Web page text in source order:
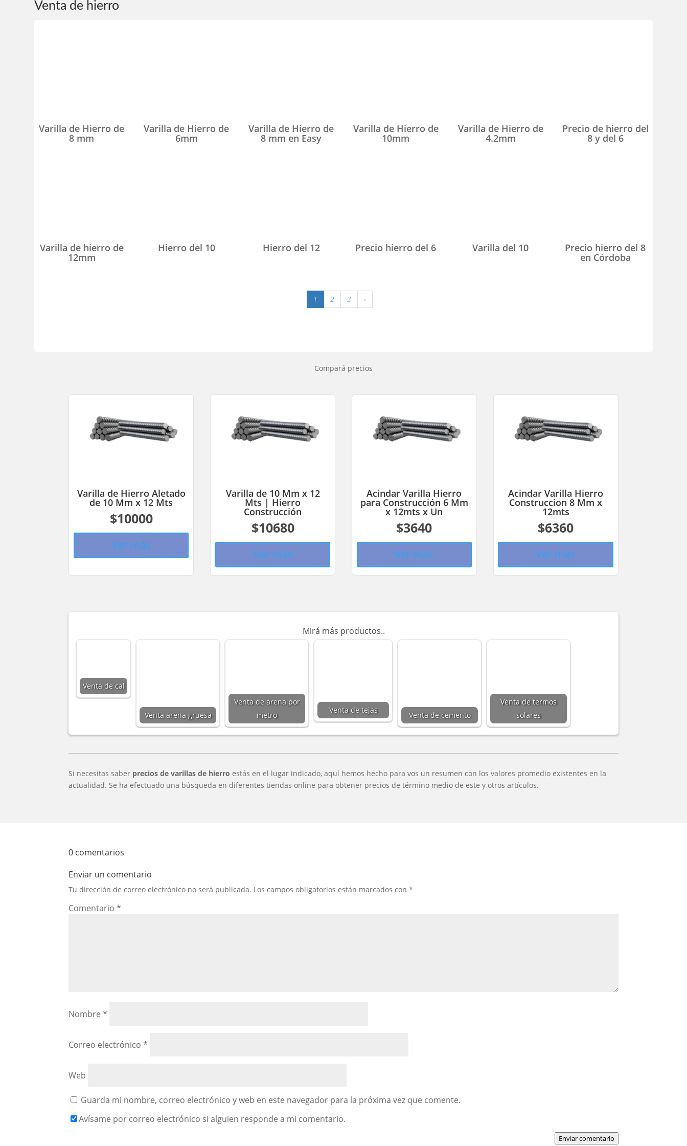
Venta de hierro
Varilla de Hierro de
8 mm
Varilla de Hierro de
6mm
Varilla de Hierro de
8 mm en Easy
Varilla de Hierro de
10mm
Varilla de Hierro de
4.2mm
Precio de hierro del
8 y del 6
Varilla de hierro de
12mm
Hierro del 10 Hierro del 12 Precio hierro del 6 Varilla del 10 Precio hierro del 8
en Córdoba
1 2 3 ›
Compará precios
Varilla de Hierro Aletado
de 10 Mm x 12 Mts
$10000
Ver más
Varilla de 10 Mm x 12
Mts | Hierro
Construcción
$10680
Ver más
Acindar Varilla Hierro
para Construcción 6 Mm
x 12mts x Un
$3640
Ver más
Acindar Varilla Hierro
Construccion 8 Mm x
12mts
$6360
Ver más
Mirá más productos..
Venta de cal
Venta arena gruesa
Venta de arena por
metro
Venta de tejas
Venta de cemento
Venta de termos
solares
Si necesitas saber precios de varillas de hierro estás en el lugar indicado, aquí hemos hecho para vos un resumen con los valores promedio existentes en la
actualidad. Se ha efectuado una búsqueda en diferentes tiendas online para obtener precios de término medio de este y otros artículos.
0 comentarios
Enviar un comentario
Tu dirección de correo electrónico no será publicada. Los campos obligatorios están marcados con*
Comentario*
Nombre*
Correo electrónico*
Web
Guarda mi nombre, correo electrónico y web en este navegador para la próxima vez que comente.
Avísame por correo electrónico si alguien responde a mi comentario.
Enviar comentario